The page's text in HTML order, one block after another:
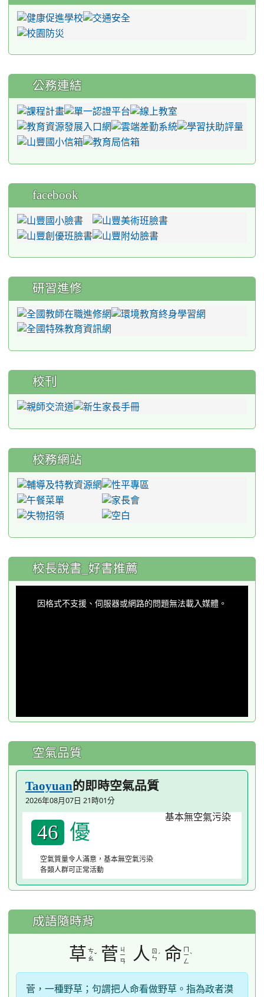
公務連結
facebook
研習進修
校刊
校務網站
:::
校長說書_好書推薦
因格式不支援、伺服器或網路的問題無法載入媒體。
空氣品質
Taoyuan的即時空氣品質
2026年08月07日 21時01分
46 優
空氣質量令人滿意，基本無空氣污染
各類人群可正常活動
成語隨時背
草 ㄘ
ㄠˇ 菅 ㄐ
ㄧ
ㄢ
人
ㄖ
ㄣ ˊ 命 ㄇ
ㄧ
ㄥ
ˋ
菅，一種野草；句謂把人命看做野草。指為政者漠